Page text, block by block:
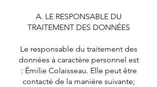
A. LE RESPONSABLE DU
TRAITEMENT DES DONNÉES
Le responsable du traitement des
données à caractère personnel est
: Émilie Colaisseau. Elle peut être
contacté de la manière suivante;